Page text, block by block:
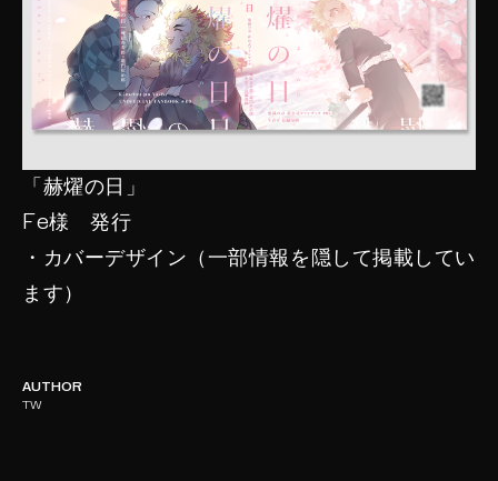
「赫燿の日」
Fe様 発行
・カバーデザイン（一部情報を隠して掲載してい
ます）
AUTHOR
TW